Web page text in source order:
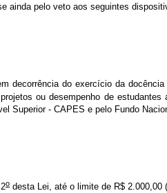
ainda pelo veto aos seguintes
do exercício da
ou desempenho de
- CAPES e pelo Fundo
o desta Lei, até o limite de R$ 2.000,00